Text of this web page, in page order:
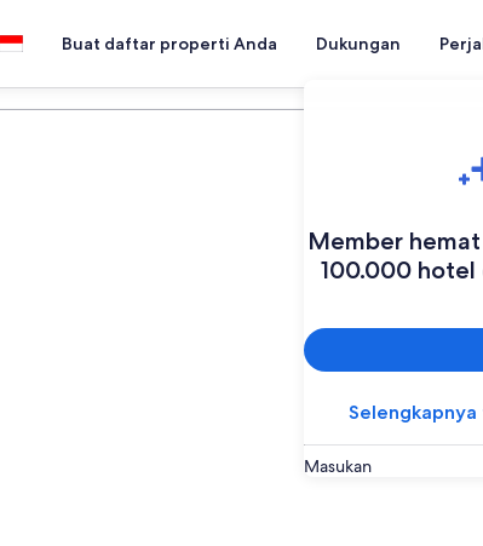
Buat daftar properti Anda Dukungan
Member
100.000 hotel
Masukan